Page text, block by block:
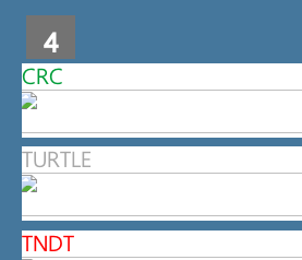
4
CRC
TURTLE
TNDT